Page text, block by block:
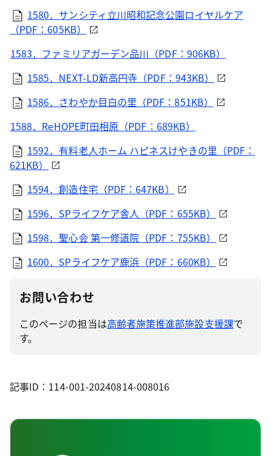
1580．サンシティ立川昭和記念公園ロイヤルケア
（PDF：605KB）
1583．ファミリアガーデン品川（PDF：906KB）
1585．NEXT-LD新高円寺（PDF：943KB）
1586．さわやか目白の里（PDF：851KB）
1588．ReHOPE町田相原（PDF：689KB）
1592．有料老人ホーム ハピネスけやきの里（PDF：
621KB）
1594．創造住宅（PDF：647KB）
1596．SPライフケア舎人（PDF：655KB）
1598．聖心会 第一修道院（PDF：755KB）
1600．SPライフケア鹿浜（PDF：660KB）
お問い合わせ
このページの担当は高齢者施策推進部施設支援課で
す。
記事ID：114-001-20240814-008016